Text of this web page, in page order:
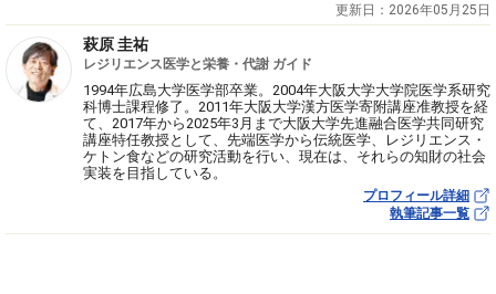
更新日： 2026年05月25日
萩原 圭祐
レジリエンス医学と栄養・代謝 ガイド
1994年広島大学医学部卒業。2004年大阪大学大学院医学系研究
科博士課程修了。2011年大阪大学漢方医学寄附講座准教授を経
て、2017年から2025年3月まで大阪大学先進融合医学共同研究
講座特任教授として、先端医学から伝統医学、レジリエンス・
ケトン食などの研究活動を行い、現在は、それらの知財の社会
実装を目指している。
プロフィール詳細
執筆記事一覧